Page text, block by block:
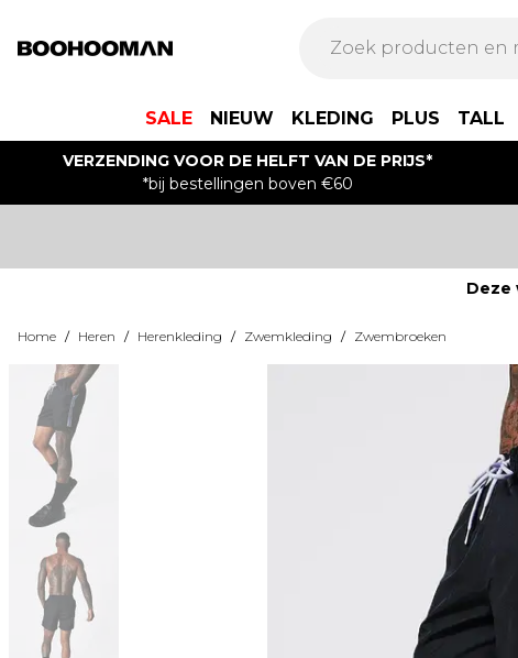
SALE NIEUW KLEDING PLUS TALL
VERZENDING VOOR DE HELFT VAN DE PRIJS*
*bij bestellingen boven €60
Deze
Home / Heren / Herenkleding / Zwemkleding / Zwembroeken